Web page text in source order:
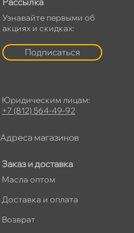
Заказ и доставка
Масла оптом
Доставка и оплата
озврат
Узнавайте первыми о
акциях и скидках:
Подписаться
Юридическим лицам:
+7 (812) 564-49-92
Адреса магазино